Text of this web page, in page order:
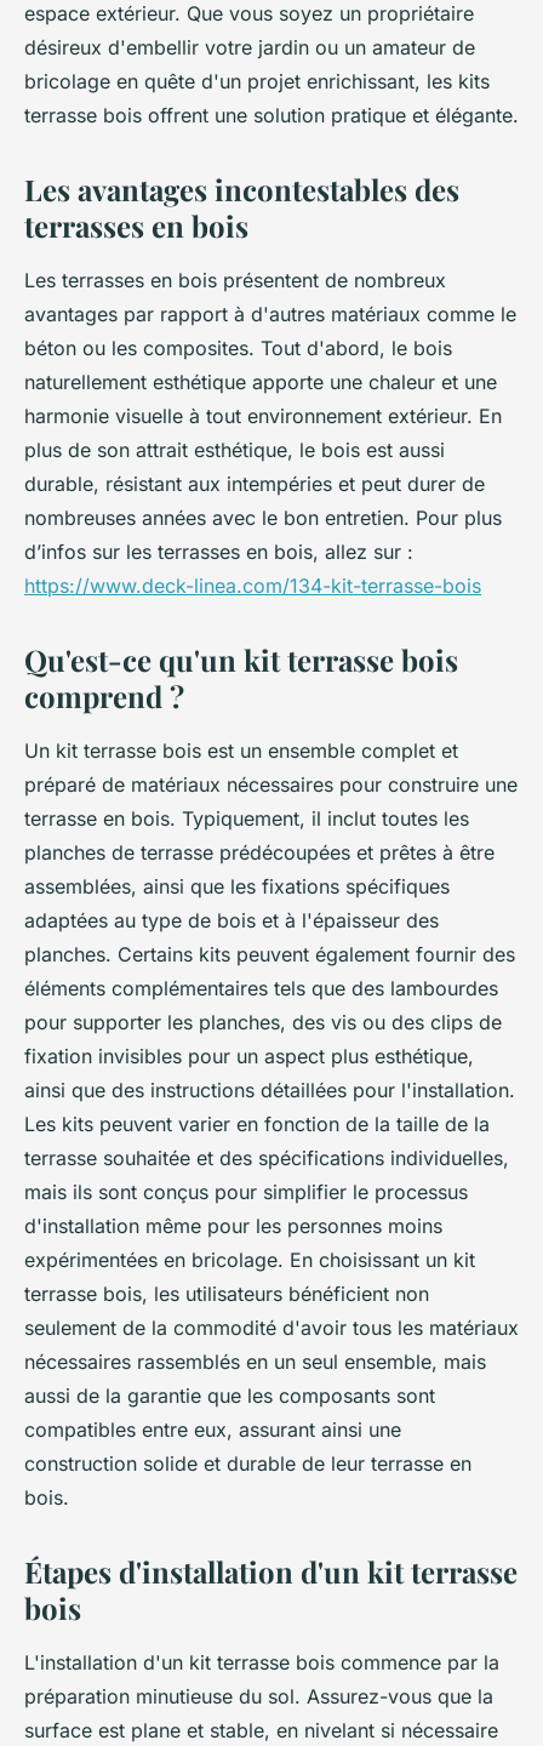
espace extérieur. Que vous soyez un propriétaire
désireux d'embellir votre jardin ou un amateur de
bricolage en quête d'un projet enrichissant, les kits
terrasse bois offrent une solution pratique et élégante.
Les avantages incontestables des
terrasses en bois
Les terrasses en bois présentent de nombreux
avantages par rapport à d'autres matériaux comme le
béton ou les composites. Tout d'abord, le bois
naturellement esthétique apporte une chaleur et une
harmonie visuelle à tout environnement extérieur. En
plus de son attrait esthétique, le bois est aussi
durable, résistant aux intempéries et peut durer de
nombreuses années avec le bon entretien. Pour plus
d’infos sur les terrasses en bois, allez sur :
https://www.deck-linea.com/134-kit-terrasse-bois
Qu'est-ce qu'un kit terrasse bois
comprend ?
Un kit terrasse bois est un ensemble complet et
préparé de matériaux nécessaires pour construire une
terrasse en bois. Typiquement, il inclut toutes les
planches de terrasse prédécoupées et prêtes à être
assemblées, ainsi que les fixations spécifiques
adaptées au type de bois et à l'épaisseur des
planches. Certains kits peuvent également fournir des
éléments complémentaires tels que des lambourdes
pour supporter les planches, des vis ou des clips de
fixation invisibles pour un aspect plus esthétique,
ainsi que des instructions détaillées pour l'installation.
Les kits peuvent varier en fonction de la taille de la
terrasse souhaitée et des spécifications individuelles,
mais ils sont conçus pour simplifier le processus
d'installation même pour les personnes moins
expérimentées en bricolage. En choisissant un kit
terrasse bois, les utilisateurs bénéficient non
seulement de la commodité d'avoir tous les matériaux
nécessaires rassemblés en un seul ensemble, mais
aussi de la garantie que les composants sont
compatibles entre eux, assurant ainsi une
construction solide et durable de leur terrasse en
bois.
Étapes d'installation d'un kit terrasse
bois
L'installation d'un kit terrasse bois commence par la
préparation minutieuse du sol. Assurez-vous que la
surface est plane et stable, en nivelant si nécessaire